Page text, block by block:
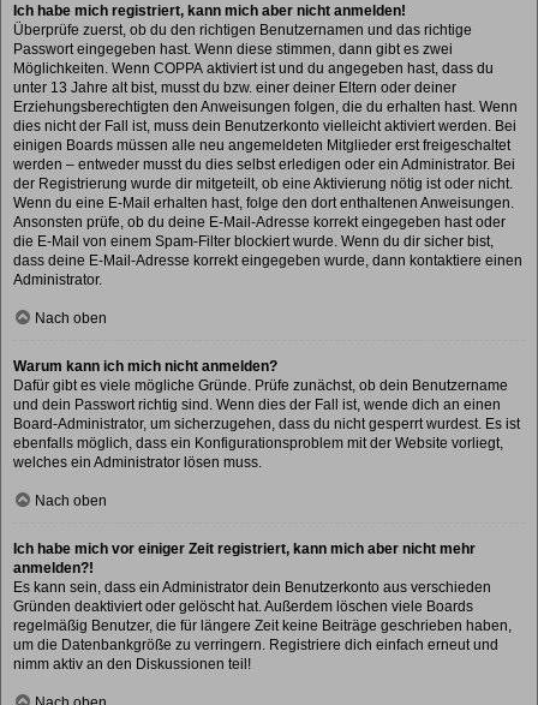
Ich habe mich registriert, kann mich aber nicht anmelden!
Überprüfe zuerst, ob du den richtigen Benutzernamen und das richtige
Passwort eingegeben hast. Wenn diese stimmen, dann gibt es zwei
Möglichkeiten. Wenn COPPA aktiviert ist und du angegeben hast, dass du
unter 13 Jahre alt bist, musst du bzw. einer deiner Eltern oder deiner
Erziehungsberechtigten den Anweisungen folgen, die du erhalten hast. Wenn
dies nicht der Fall ist, muss dein Benutzerkonto vielleicht aktiviert werden. Bei
einigen Boards müssen alle neu angemeldeten Mitglieder erst freigeschaltet
werden – entweder musst du dies selbst erledigen oder ein Administrator. Bei
der Registrierung wurde dir mitgeteilt, ob eine Aktivierung nötig ist oder nicht.
Wenn du eine E-Mail erhalten hast, folge den dort enthaltenen Anweisungen.
Ansonsten prüfe, ob du deine E-Mail-Adresse korrekt eingegeben hast oder
die E-Mail von einem Spam-Filter blockiert wurde. Wenn du dir sicher bist,
dass deine E-Mail-Adresse korrekt eingegeben wurde, dann kontaktiere einen
Administrator.
Nach oben
Warum kann ich mich nicht anmelden?
Dafür gibt es viele mögliche Gründe. Prüfe zunächst, ob dein Benutzername
und dein Passwort richtig sind. Wenn dies der Fall ist, wende dich an einen
Board-Administrator, um sicherzugehen, dass du nicht gesperrt wurdest. Es ist
ebenfalls möglich, dass ein Konfigurationsproblem mit der Website vorliegt,
welches ein Administrator lösen muss.
Nach oben
Ich habe mich vor einiger Zeit registriert, kann mich aber nicht mehr
anmelden?!
Es kann sein, dass ein Administrator dein Benutzerkonto aus verschieden
Gründen deaktiviert oder gelöscht hat. Außerdem löschen viele Boards
regelmäßig Benutzer, die für längere Zeit keine Beiträge geschrieben haben,
um die Datenbankgröße zu verringern. Registriere dich einfach erneut und
nimm aktiv an den Diskussionen teil!